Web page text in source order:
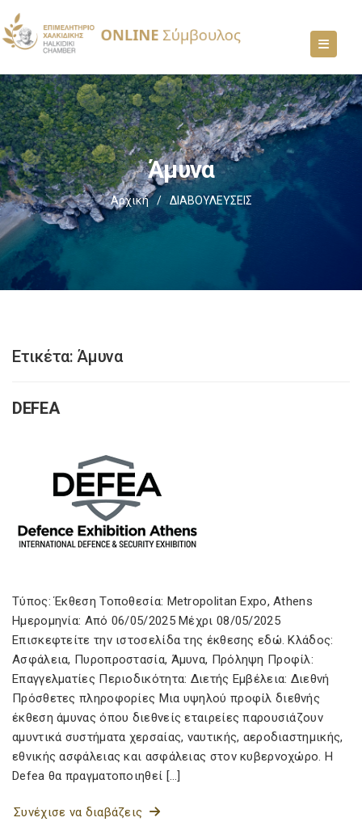
Άμυνα
Αρχική / ΔΙΑΒΟΥΛΕΥΣΕΙΣ
Ετικέτα:Άμυνα
DEFEA
Τύπος: Έκθεση Τοποθεσία: Metropolitan Expo, Athens
Ημερομηνία: Από 06/05/2025 Μέχρι 08/05/2025
Επισκεφτείτε την ιστοσελίδα της έκθεσης εδώ. Κλάδος:
Ασφάλεια, Πυροπροστασία, Άμυνα, Πρόληψη Προφίλ:
Επαγγελματίες Περιοδικότητα: Διετής Εμβέλεια: Διεθνή
Πρόσθετες πληροφορίες Μια υψηλού προφίλ διεθνής
έκθεση άμυνας όπου διεθνείς εταιρείες παρουσιάζουν
αμυντικά συστήματα χερσαίας, ναυτικής, αεροδιαστημικής,
εθνικής ασφάλειας και ασφάλειας στον κυβερνοχώρο. Η
Defea θα πραγματοποιηθεί […]
Συνέχισε να διαβάζεις